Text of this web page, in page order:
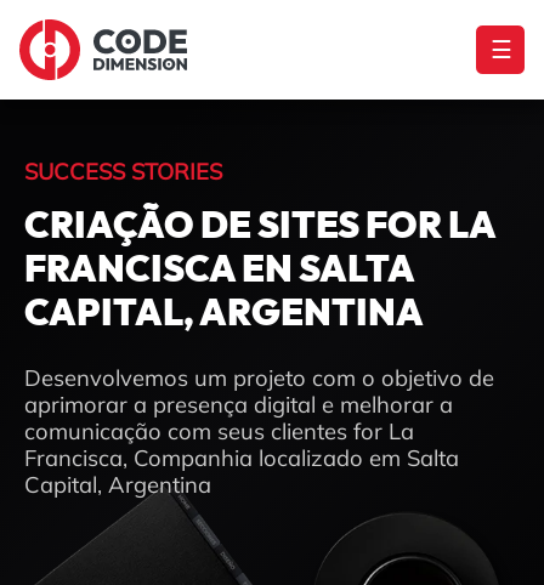
☰
SUCCESS STORIES
CRIAÇÃO DE SITES FOR LA
FRANCISCA EN SALTA
CAPITAL, ARGENTINA
Desenvolvemos um projeto com o objetivo de
aprimorar a presença digital e melhorar a
comunicação com seus clientes for La
Francisca, Companhia localizado em Salta
Capital, Argentina